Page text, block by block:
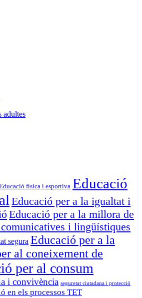
adultes
física i esportiva Educació
Educació per a la igualtat i
Educació per a la millora de
i lingüístiques
segura Educació per a la
al coneixement de
per al consum
i convivència seguretat ciutadana i protecció
en els processos TET